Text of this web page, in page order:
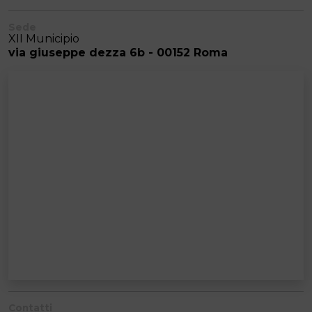
XII Municipio
via giuseppe dezza 6b - 00152 Roma